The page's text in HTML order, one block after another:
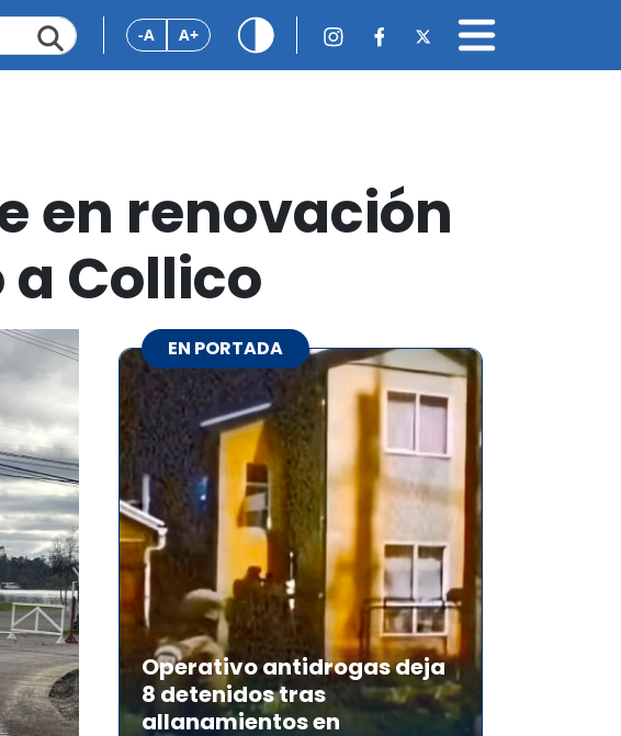
-A A+
en renovación
Collico
EN PORTADA
Operativo antidrogas deja
8 detenidos tras
allanamientos en